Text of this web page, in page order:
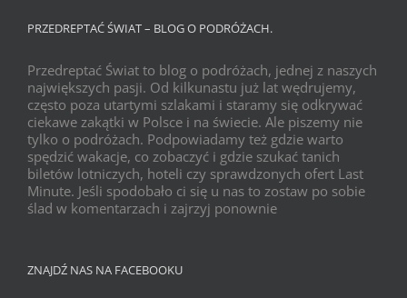
PRZEDREPTAĆ ŚWIAT – BLOG O PODRÓŻACH.
Przedreptać Świat to blog o podróżach, jednej z naszych
największych pasji. Od kilkunastu już lat wędrujemy,
często poza utartymi szlakami i staramy się odkrywać
ciekawe zakątki w Polsce i na świecie. Ale piszemy nie
tylko o podróżach. Podpowiadamy też gdzie warto
spędzić wakacje, co zobaczyć i gdzie szukać tanich
biletów lotniczych, hoteli czy sprawdzonych ofert Last
Minute. Jeśli spodobało ci się u nas to zostaw po sobie
ślad w komentarzach i zajrzyj ponownie
ZNAJDŹ NAS NA FACEBOOKU